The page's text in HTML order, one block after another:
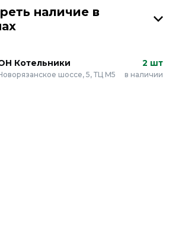
наличие в
Котельники
шоссе, 5, ТЦ М5
2 шт
в наличии